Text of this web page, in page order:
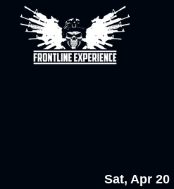
Sat, Apr 20